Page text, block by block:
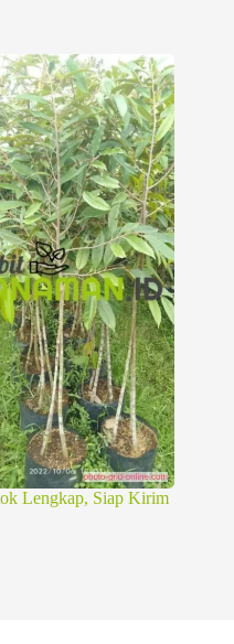
Lengkap, Siap Kirim